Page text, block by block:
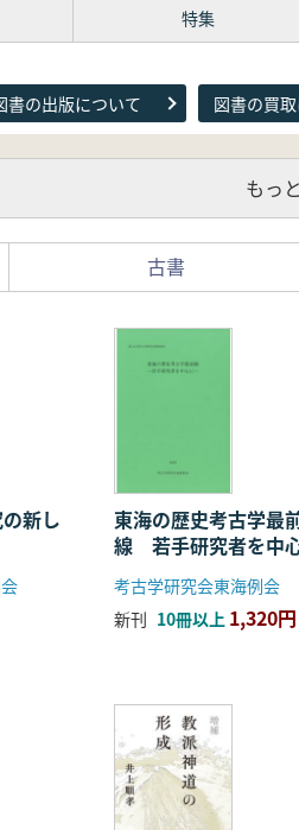
特集
書の出版について 図書の買
もっ
古書
新し
東海の歴史考古学最
線 若手研究者を中
考古学研究会東海例会
新刊 10冊以上 1,320円